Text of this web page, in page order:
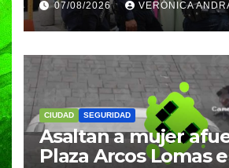
clases
07/08/2026 VERÓNICA
CIUDAD SEGURIDAD
Asaltan a mujer
Plaza Arcos Lomas